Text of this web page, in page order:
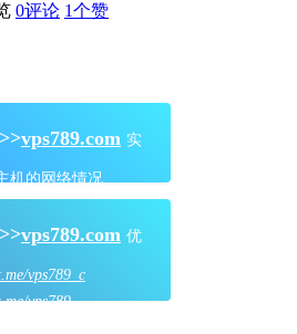
0评论 1个赞
vps789.com 实
机的网络情况
vps789.com 优
vps789_c
vps789